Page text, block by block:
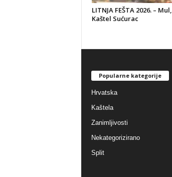
LITNJA FEŠTA 2026. – Mul,
Kaštel Sućurac
Popularne kategorije
Hrvatska
Kaštela
Zanimljivosti
Nekategorizirano
Split